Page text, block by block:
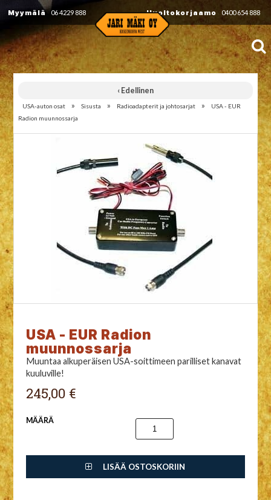
Myymälä 06 4229 888 Huoltokorjaamo 0400 654 888
‹ Edellinen
USA-auton osat » Sisusta » Radioadapterit ja johtosarjat »
USA - EUR
Radion muunnossarja
USA - EUR Radion
muunnossarja
Muuntaa alkuperäisen USA-soittimeen parilliset kanavat
kuuluville!
245,00 €
MÄÄRÄ
LISÄÄ OSTOSKORIIN